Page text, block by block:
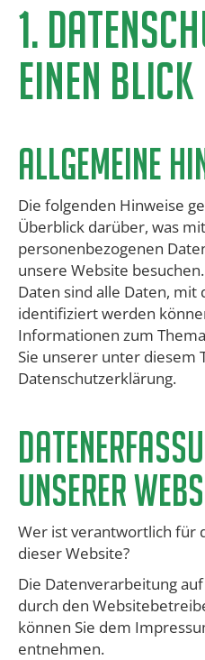
1.
EINEN BLICK
Allgemeine
Die folgenden Hinweise
Überblick darüber, was
personenbezogenen
unsere Website
Daten sind alle Daten, mit
identifiziert werden
Informationen zum
Sie unserer unter diesem
Datenschutzerklärung.
unserer
Wer ist verantwortlich für
dieser Website?
Die Datenverarbeitung
durch den
können Sie dem
entnehmen.